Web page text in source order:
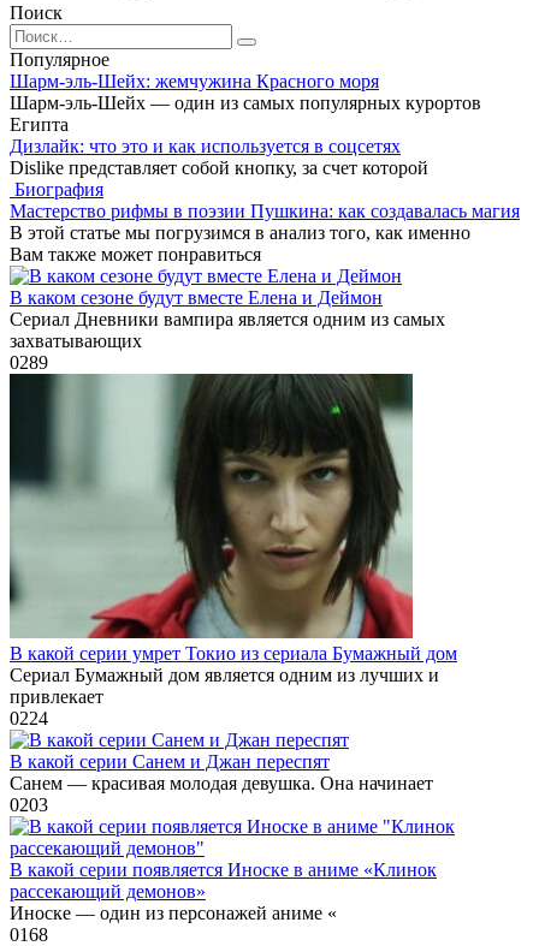
Поиск
Search
for:
Популярное
Шарм-эль-Шейх: жемчужина Красного моря
Шарм-эль-Шейх — один из самых популярных курортов
Египта
Дизлайк: что это и как используется в соцсетях
Dislike представляет собой кнопку, за счет которой
Биография
Мастерство рифмы в поэзии Пушкина: как создавалась магия
В этой статье мы погрузимся в анализ того, как именно
Вам также может понравиться
В каком сезоне будут вместе Елена и Деймон
Сериал Дневники вампира является одним из самых
захватывающих
0289
В какой серии умрет Токио из сериала Бумажный дом
Сериал Бумажный дом является одним из лучших и
привлекает
0224
В какой серии Санем и Джан переспят
Санем — красивая молодая девушка. Она начинает
0203
В какой серии появляется Иноске в аниме «Клинок
рассекающий демонов»
Иноске — один из персонажей аниме «
0168